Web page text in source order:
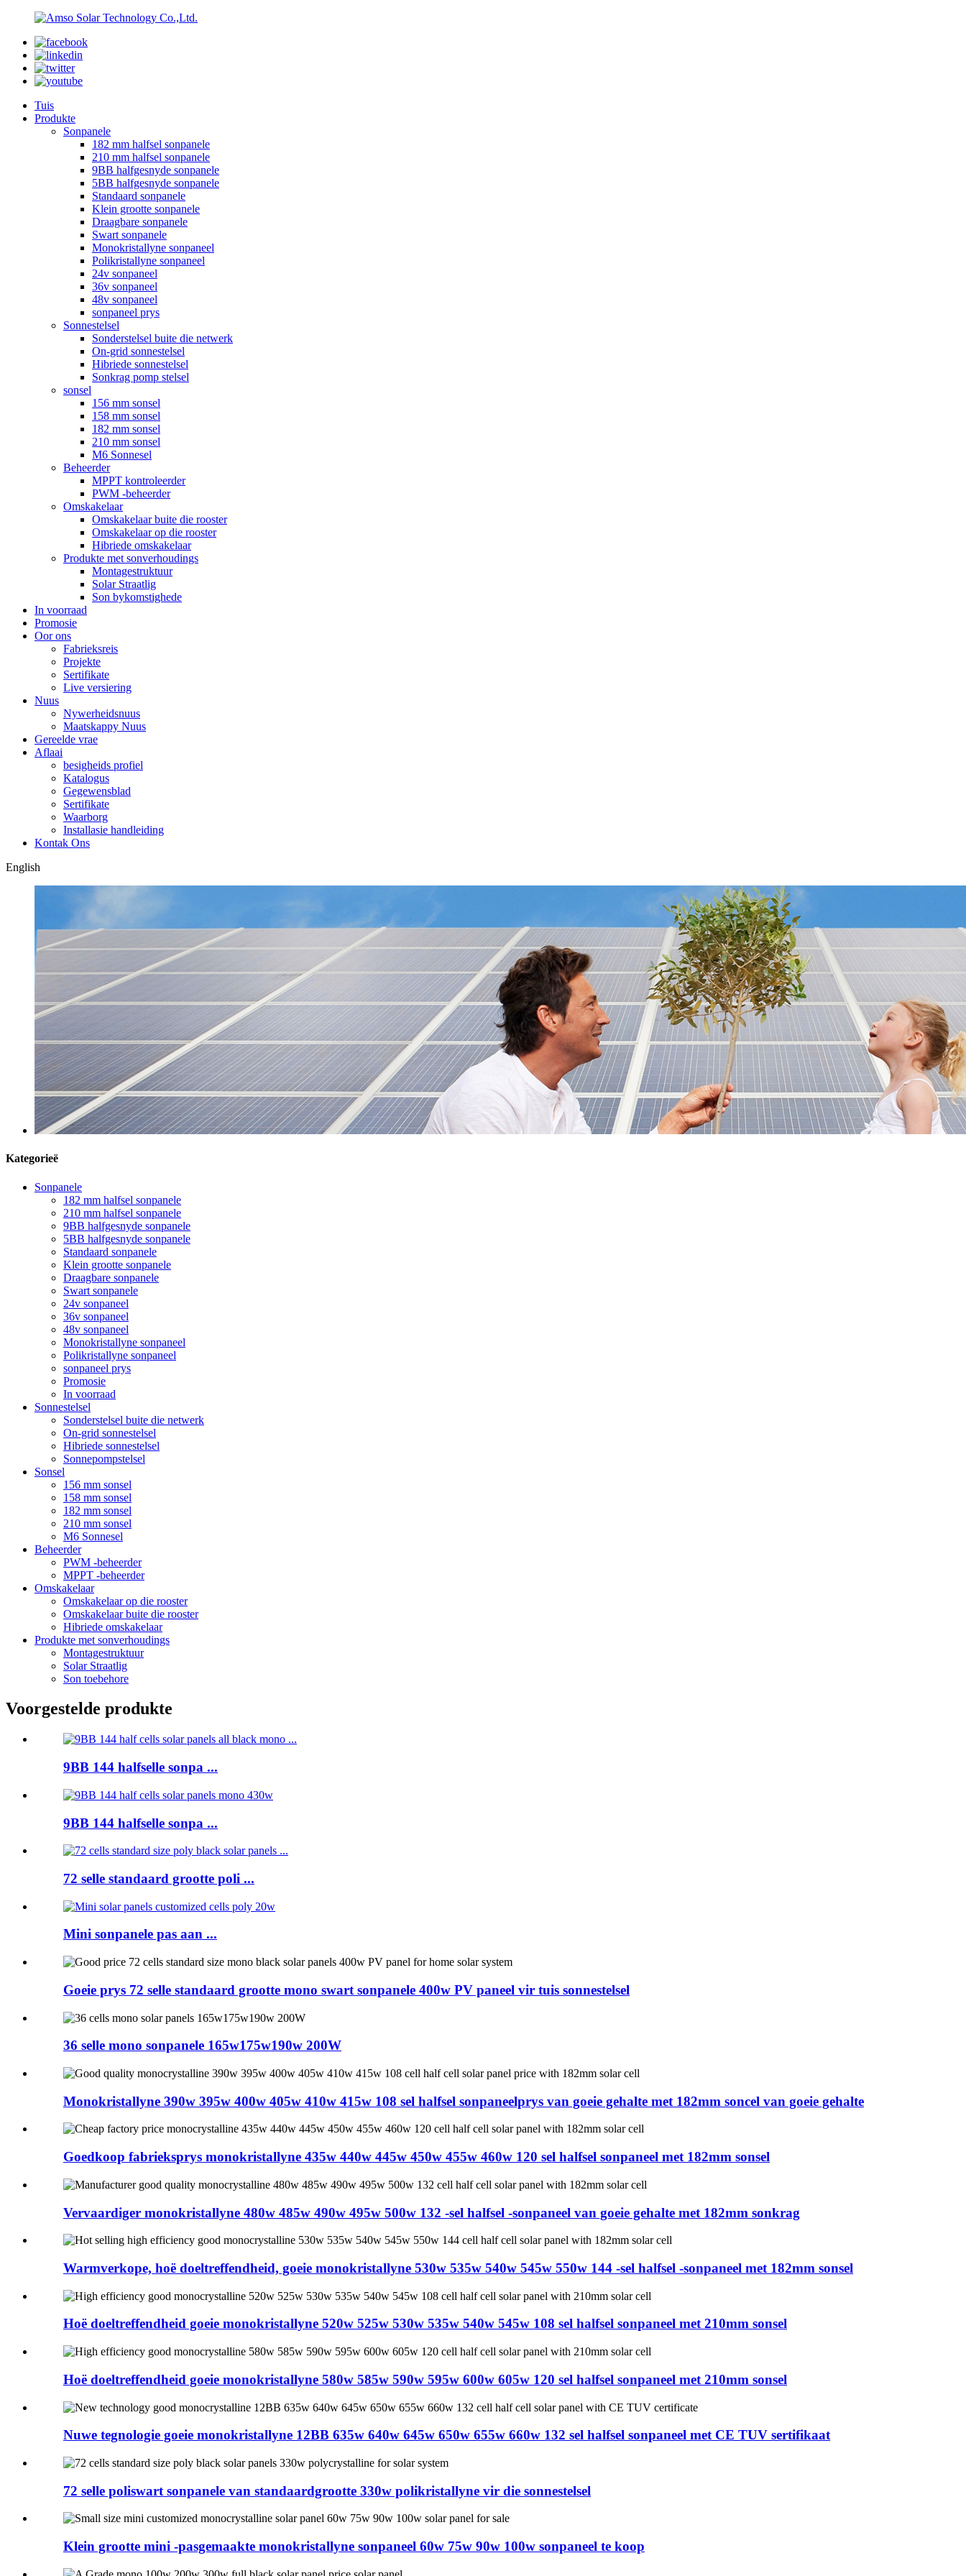
Tuis
Produkte
Sonpanele
182 mm halfsel sonpanele
210 mm halfsel sonpanele
9BB halfgesnyde sonpanele
5BB halfgesnyde sonpanele
Standaard sonpanele
Klein grootte sonpanele
Draagbare sonpanele
Swart sonpanele
Monokristallyne sonpaneel
Polikristallyne sonpaneel
24v sonpaneel
36v sonpaneel
48v sonpaneel
sonpaneel prys
Sonnestelsel
Sonderstelsel buite die netwerk
On-grid sonnestelsel
Hibriede sonnestelsel
Sonkrag pomp stelsel
sonsel
156 mm sonsel
158 mm sonsel
182 mm sonsel
210 mm sonsel
M6 Sonnesel
Beheerder
MPPT kontroleerder
PWM -beheerder
Omskakelaar
Omskakelaar buite die rooster
Omskakelaar op die rooster
Hibriede omskakelaar
Produkte met sonverhoudings
Montagestruktuur
Solar Straatlig
Son bykomstighede
In voorraad
Promosie
Oor ons
Fabrieksreis
Projekte
Sertifikate
Live versiering
Nuus
Nywerheidsnuus
Maatskappy Nuus
Gereelde vrae
Aflaai
besigheids profiel
Katalogus
Gegewensblad
Sertifikate
Waarborg
Installasie handleiding
Kontak Ons
English
Kategorieë
Sonpanele
182 mm halfsel sonpanele
210 mm halfsel sonpanele
9BB halfgesnyde sonpanele
5BB halfgesnyde sonpanele
Standaard sonpanele
Klein grootte sonpanele
Draagbare sonpanele
Swart sonpanele
24v sonpaneel
36v sonpaneel
48v sonpaneel
Monokristallyne sonpaneel
Polikristallyne sonpaneel
sonpaneel prys
Promosie
In voorraad
Sonnestelsel
Sonderstelsel buite die netwerk
On-grid sonnestelsel
Hibriede sonnestelsel
Sonnepompstelsel
Sonsel
156 mm sonsel
158 mm sonsel
182 mm sonsel
210 mm sonsel
M6 Sonnesel
Beheerder
PWM -beheerder
MPPT -beheerder
Omskakelaar
Omskakelaar op die rooster
Omskakelaar buite die rooster
Hibriede omskakelaar
Produkte met sonverhoudings
Montagestruktuur
Solar Straatlig
Son toebehore
Voorgestelde produkte
9BB 144 halfselle sonpa ...
9BB 144 halfselle sonpa ...
72 selle standaard grootte poli ...
Mini sonpanele pas aan ...
Goeie prys 72 selle standaard grootte mono swart sonpanele 400w PV paneel vir tuis sonnestelsel
36 selle mono sonpanele 165w175w190w 200W
Monokristallyne 390w 395w 400w 405w 410w 415w 108 sel halfsel sonpaneelprys van goeie gehalte met 182mm soncel van goeie gehalte
Goedkoop fabrieksprys monokristallyne 435w 440w 445w 450w 455w 460w 120 sel halfsel sonpaneel met 182mm sonsel
Vervaardiger monokristallyne 480w 485w 490w 495w 500w 132 -sel halfsel -sonpaneel van goeie gehalte met 182mm sonkrag
Warmverkope, hoë doeltreffendheid, goeie monokristallyne 530w 535w 540w 545w 550w 144 -sel halfsel -sonpaneel met 182mm sonsel
Hoë doeltreffendheid goeie monokristallyne 520w 525w 530w 535w 540w 545w 108 sel halfsel sonpaneel met 210mm sonsel
Hoë doeltreffendheid goeie monokristallyne 580w 585w 590w 595w 600w 605w 120 sel halfsel sonpaneel met 210mm sonsel
Nuwe tegnologie goeie monokristallyne 12BB 635w 640w 645w 650w 655w 660w 132 sel halfsel sonpaneel met CE TUV sertifikaat
72 selle poliswart sonpanele van standaardgrootte 330w polikristallyne vir die sonnestelsel
Klein grootte mini -pasgemaakte monokristallyne sonpaneel 60w 75w 90w 100w sonpaneel te koop